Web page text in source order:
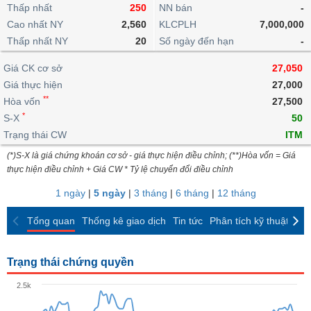
lỗ
dịch
nội
Niên
giám
Tài
liệu
cổ
Định
giá
ngoài
doanh
Top
cổ
phiếu
ngành
giao
dịch
dịch
Chứng
quyền
quan
Thống
giao
dịch
Thống
giao
dịch
Tin
tức
Phân
tích
kỹ
thuật
trực
tuyến
Bộ
lọc
cổ
So
sánh
Báo
cáo
Vĩ
mô
lai
Chứng
quyền
Trái
phiếu
IR
Awards
tạo
Dịch
vụ
Thấp nhất
250
Cao nhất NY
2,560
Thấp nhất NY
20
NN bán
-
KLCPLH
7,000,000
Số ngày đến hạn
-
Giá CK cơ sở
27,050
Giá thực hiện
27,000
Hòa vốn **
27,500
S-X *
50
Trạng thái CW
ITM
(*)S-X là giá chứng khoán cơ sở - giá thực hiện điều chỉnh; (**)Hòa vốn = Giá
thực hiện điều chỉnh + Giá CW * Tỷ lệ chuyển đổi điều chỉnh
1 ngày| 5 ngày| 3 tháng | 6 tháng | 12 tháng
Tổng quan Thống kê giao dịch Tin tức Phân tích kỹ thuật
Trạng thái chứng quyền
2.5k
BẤT
ĐỘNG
SẢN
TÀI
CHÍNH
HÀNG
KINH
GIỚI